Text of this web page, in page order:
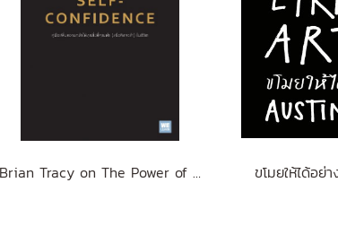
Brian Tracy on The Power of Self-Confidence